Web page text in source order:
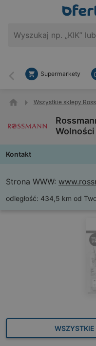
Wstecz
Supermarkety
Wszystkie sklepy
Kontakt
Strona WWW:
odległość: 434,5 km od
WSZYSTKIE